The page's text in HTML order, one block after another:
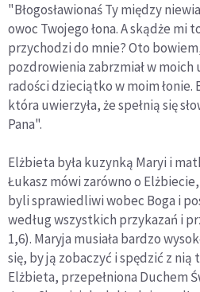
"Błogosławionaś Ty między
owoc Twojego łona. A skądże mi
przychodzi do mnie? Oto
pozdrowienia zabrzmiał w moich
radości dzieciątko w moim łonie.
która uwierzyła, że spełnią się
Pana".
Elżbieta była kuzynką Maryi i
Łukasz mówi zarówno o
byli sprawiedliwi wobec Boga i
według wszystkich przykazań i
1,6). Maryja musiała bardzo
się, by ją zobaczyć i spędzić z nią
Elżbieta, przepełniona Duchem